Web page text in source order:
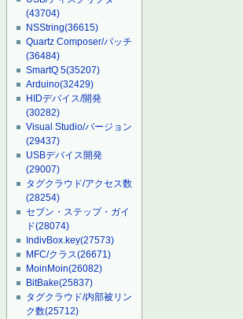
(43704)
NSString(36615)
Quartz Composer/パッチ
(36484)
SmartQ 5(35207)
Arduino(32429)
HIDデバイス/開発
(30282)
Visual Studio/バージョン
(29437)
USBデバイス開発
(29007)
タグクラウド/アクセス数
(28254)
セブン・ステップ・ガイ
ド(28074)
IndivBox.key(27573)
MFC/クラス(26671)
MoinMoin(26082)
BitBake(25837)
タグクラウド/内部被リン
ク数(25712)